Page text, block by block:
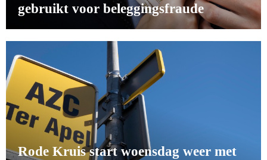
gebruikt voor beleggingsfraude
Rode Kruis start woensdag weer met